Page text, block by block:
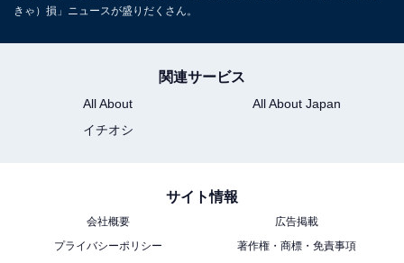
きゃ）損」ニュースが盛りだくさん。
関連サービス
All About
All About Japan
イチオシ
サイト情報
会社概要
広告掲載
プライバシーポリシー
著作権・商標・免責事項